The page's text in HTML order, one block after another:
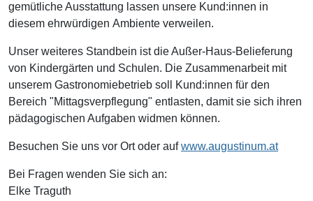
gemütliche Ausstattung lassen unsere Kund:innen in
diesem ehrwürdigen Ambiente verweilen.
Unser weiteres Standbein ist die Außer-Haus-Belieferung
von Kindergärten und Schulen. Die Zusammenarbeit mit
unserem Gastronomiebetrieb soll Kund:innen für den
Bereich "Mittagsverpflegung" entlasten, damit sie sich ihren
pädagogischen Aufgaben widmen können.
Besuchen Sie uns vor Ort oder aufwww.augustinum.at
Bei Fragen wenden Sie sich an:
Elke Traguth